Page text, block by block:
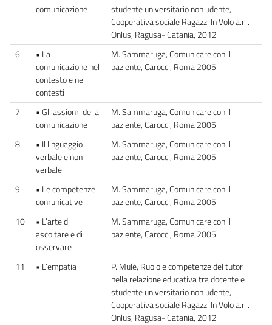
comunicazione
studente universitario non udente,
Cooperativa sociale Ragazzi In Volo a.r.l.
Onlus, Ragusa- Catania, 2012
6
• La
comunicazione nel
contesto e nei
contesti
M. Sammaruga, Comunicare con il
paziente, Carocci, Roma 2005
7
• Gli assiomi della
comunicazione
M. Sammaruga, Comunicare con il
paziente, Carocci, Roma 2005
8
• Il linguaggio
verbale e non
verbale
M. Sammaruga, Comunicare con il
paziente, Carocci, Roma 2005
9
• Le competenze
comunicative
M. Sammaruga, Comunicare con il
paziente, Carocci, Roma 2005
10
• L’arte di
ascoltare e di
osservare
M. Sammaruga, Comunicare con il
paziente, Carocci, Roma 2005
11 • L’empatia
P. Mulè, Ruolo e competenze del tutor
nella relazione educativa tra docente e
studente universitario non udente,
Cooperativa sociale Ragazzi In Volo a.r.l.
Onlus, Ragusa- Catania, 2012